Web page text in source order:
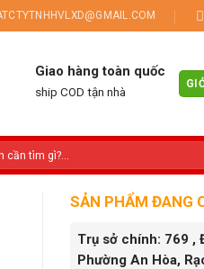
Giao hàng toàn quốc
ship COD tận nhà
SẢN PHẨM ĐANG
Trụ sở chính: 769 ,
Phường An Hòa,